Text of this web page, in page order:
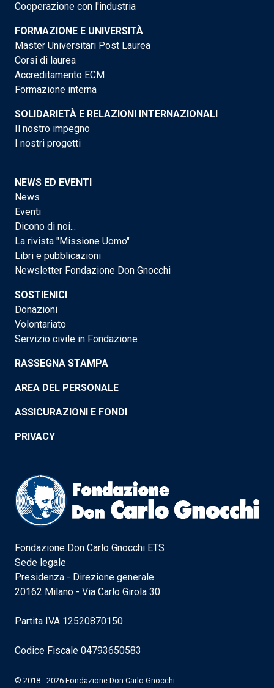
Cooperazione con l'industria
FORMAZIONE E UNIVERSITÀ
Master Universitari Post Laurea
Corsi di laurea
Accreditamento ECM
Formazione interna
SOLIDARIETÀ E RELAZIONI INTERNAZIONALI
Il nostro impegno
I nostri progetti
NEWS ED EVENTI
News
Eventi
Dicono di noi...
La rivista "Missione Uomo"
Libri e pubblicazioni
Newsletter Fondazione Don Gnocchi
SOSTIENICI
Donazioni
Volontariato
Servizio civile in Fondazione
RASSEGNA STAMPA
AREA DEL PERSONALE
ASSICURAZIONI E FONDI
PRIVACY
Fondazione Don Carlo Gnocchi ETS
Sede legale
Presidenza - Direzione generale
20162 Milano - Via Carlo Girola 30
Partita IVA 12520870150
Codice Fiscale 04793650583
© 2018 - 2026 Fondazione Don Carlo Gnocchi